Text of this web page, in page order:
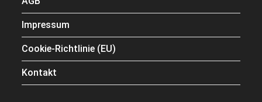
Impressum
Cookie-Richtlinie (EU)
Kontakt